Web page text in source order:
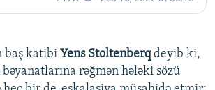
baş katibi Yens Stoltenberqdeyib ki,
bəyanatlarına rəğmən hələki sözü